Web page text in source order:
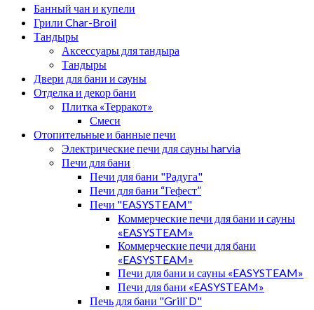
Банный чан и купели
Грили Char-Broil
Тандыры
Аксессуары для тандыра
Тандыры
Двери для бани и сауны
Отделка и декор бани
Плитка «Терракот»
Смеси
Отопительные и банные печи
Электрические печи для сауны harvia
Печи для бани
Печи для бани "Радуга"
Печи для бани “Гефест”
Печи "EASYSTEAM"
Коммерческие печи для бани и сауны
«EASYSTEAM»
Коммерческие печи для бани
«EASYSTEAM»
Печи для бани и сауны «EASYSTEAM»
Печи для бани «EASYSTEAM»
Печь для бани "Grill`D"